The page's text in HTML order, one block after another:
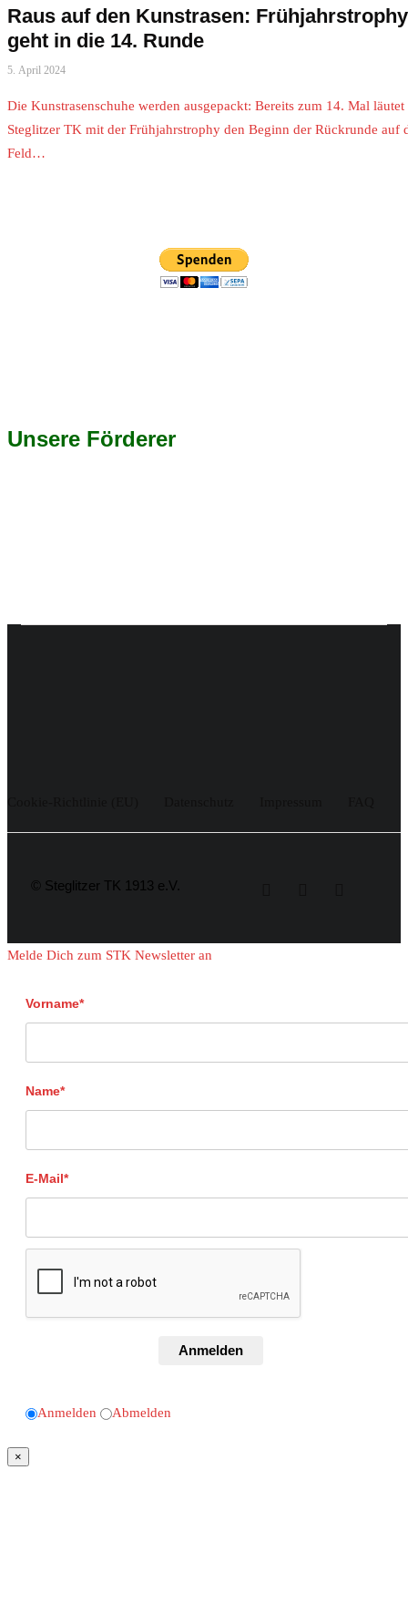
Raus auf den Kunstrasen: Frühjahrstrophy
geht in die 14. Runde
5. April 2024
Die Kunstrasenschuhe werden ausgepackt: Bereits zum 14. Mal läutet
Steglitzer TK mit der Frühjahrstrophy den Beginn der Rückrunde auf
Feld…
Unsere Förderer
© Steglitzer TK 1913 e.V.
Melde Dich zum STK Newsletter an
Vorname*
Name*
E-Mail*
Anmelden
Anmelden Abmelden
×